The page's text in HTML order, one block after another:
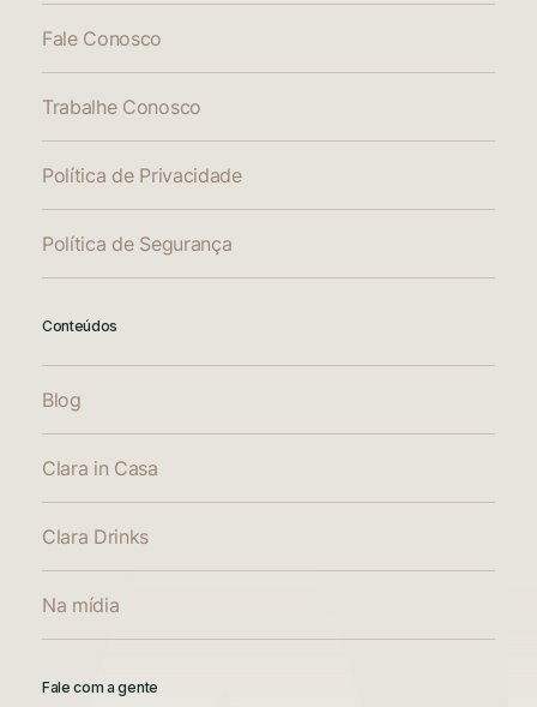
Fale Conosco
Trabalhe Conosco
Política de Privacidade
Política de Segurança
Conteúdos
Blog
Clara in Casa
Clara Drinks
Na mídia
Fale com a gente